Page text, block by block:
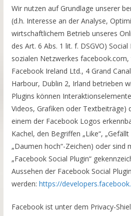
Wir nutzen auf Grundlage unserer
(d.h. Interesse an der Analyse,
wirtschaftlichem Betrieb unseres
des Art. 6 Abs. 1 lit. f. DSGVO) Social
sozialen Netzwerkes
Facebook Ireland Ltd., 4 Grand
Harbour, Dublin 2, Irland betrieben
Plugins können
Videos, Grafiken oder Textbeiträge)
einem der Facebook Logos
Kachel, den Begriffen „Like“,
„Daumen hoch“-Zeichen) oder sind
„Facebook Social Plugin“
Aussehen der Facebook Social
werden: https://
Facebook ist unter dem Privacy-